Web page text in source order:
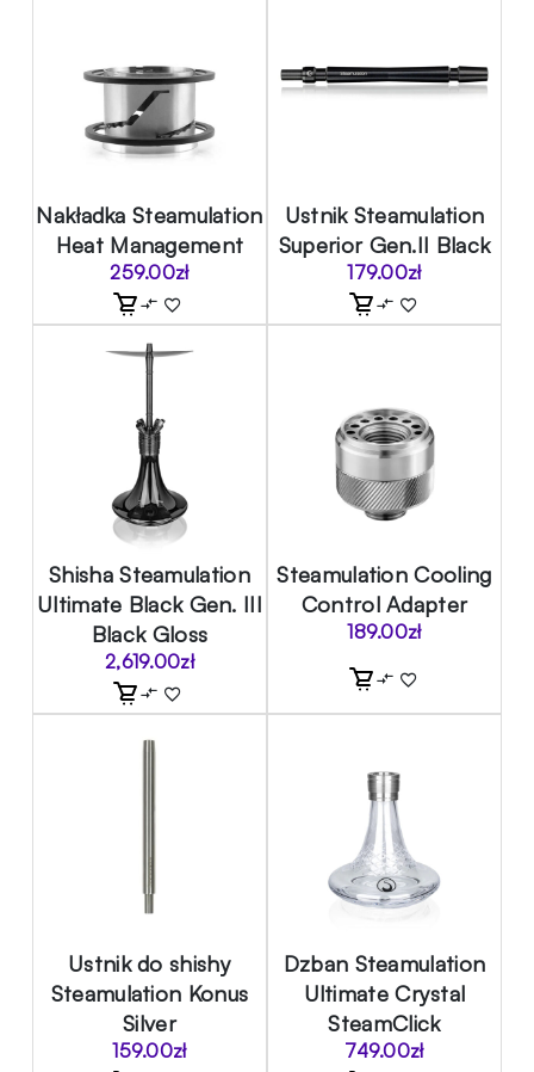
Nakładka Steamulation
Heat Management
259.00zł
Ustnik Steamulation
Superior Gen.II Black
179.00zł
Shisha Steamulation
Ultimate Black Gen. III
Black Gloss
2,619.00zł
Steamulation Cooling
Control Adapter
189.00zł
Ustnik do shishy
Steamulation Konus
Silver
159.00zł
Dzban Steamulation
Ultimate Crystal
SteamClick
749.00zł